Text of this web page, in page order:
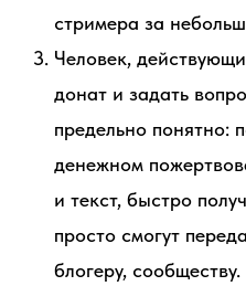
стримера за
Человек,
донат и задать
предельно понятно:
денежном
и текст, быстро
просто смогут
блогеру, сообществу.